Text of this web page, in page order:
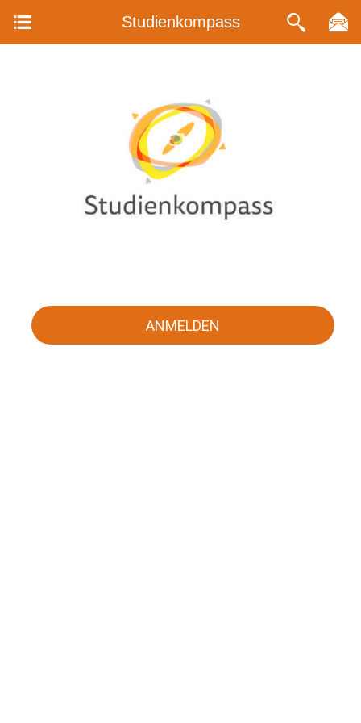
Studienkompass
ANMELDEN